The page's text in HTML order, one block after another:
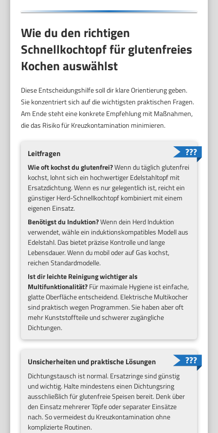
Wie du den richtigen
Schnellkochtopf für glutenfreies
Kochen auswählst
Diese Entscheidungshilfe soll dir klare Orientierung geben.
Sie konzentriert sich auf die wichtigsten praktischen Fragen.
Am Ende steht eine konkrete Empfehlung mit Maßnahmen,
die das Risiko für Kreuzkontamination minimieren.
Leitfragen
Wie oft kochst du glutenfrei?Wenn du täglich glutenfrei
kochst, lohnt sich ein hochwertiger Edelstahltopf mit
Ersatzdichtung. Wenn es nur gelegentlich ist, reicht ein
günstiger Herd-Schnellkochtopf kombiniert mit einem
eigenen Einsatz.
Benötigst du Induktion?Wenn dein Herd Induktion
verwendet, wähle ein induktionskompatibles Modell aus
Edelstahl. Das bietet präzise Kontrolle und lange
Lebensdauer. Wenn du mobil oder auf Gas kochst,
reichen Standardmodelle.
Ist dir leichte Reinigung wichtiger als
Multifunktionalität?Für maximale Hygiene ist einfache,
glatte Oberfläche entscheidend. Elektrische Multikocher
sind praktisch wegen Programmen. Sie haben aber oft
mehr Kunststoffteile und schwerer zugängliche
Dichtungen.
Unsicherheiten und praktische Lösungen
Dichtungstausch ist normal. Ersatzringe sind günstig
und wichtig. Halte mindestens einen Dichtungsring
ausschließlich für glutenfreie Speisen bereit. Denk über
den Einsatz mehrerer Töpfe oder separater Einsätze
nach. So vermeidest du Kreuzkontamination ohne
komplizierte Routinen.